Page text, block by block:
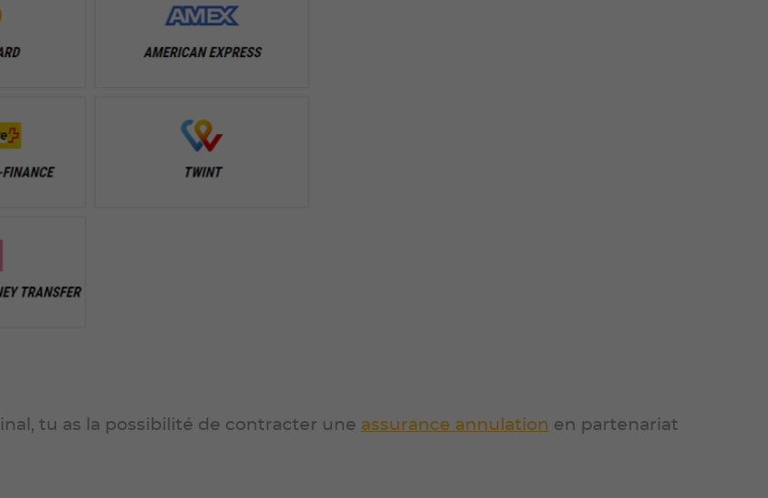
tu as la possibilité de contracter une assurance annulation en partenariat